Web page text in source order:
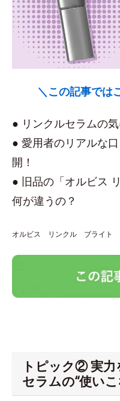
＼この記事では
● リンクルセラムの
● 愛用者のリアルな
開！
● 旧品の「オルビス
何が違うの？
オルビス リンクル ブライト
トピック② 実
セラムの“使い